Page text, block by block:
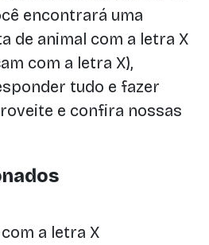
encontrará uma
de animal com a letra X
com a letra X),
tudo e fazer
e confira nossas
a letra X